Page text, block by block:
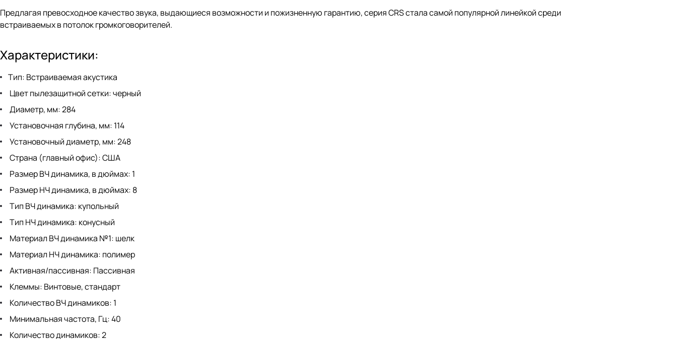
Предлагая превосходное качество звука, выдающиеся возможности и пожизненную гарантию, серия CRS стала самой популярной линейкой среди
встраиваемых в потолок громкоговорителей.
Характеристики:
Тип: Встраиваемая акустика
Цвет пылезащитной сетки: черный
Диаметр, мм: 284
Установочная глубина, мм: 114
Установочный диаметр, мм: 248
Страна (главный офис): США
Размер ВЧ динамика, в дюймах: 1
Размер НЧ динамика, в дюймах: 8
Тип ВЧ динамика: купольный
Тип НЧ динамика: конусный
Материал ВЧ динамика №1: шелк
Материал НЧ динамика: полимер
Активная/пассивная: Пассивная
Клеммы: Винтовые, стандарт
Количество ВЧ динамиков: 1
Минимальная частота, Гц: 40
Количество динамиков: 2